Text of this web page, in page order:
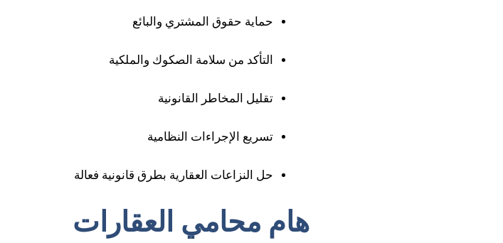
حماية حقوق المشتري والبائع
التأكد من سلامة الصكوك والملكية
تقليل المخاطر القانونية
تسريع الإجراءات النظامية
حل النزاعات العقارية بطرق قانونية فعالة
هام محامي العقارات